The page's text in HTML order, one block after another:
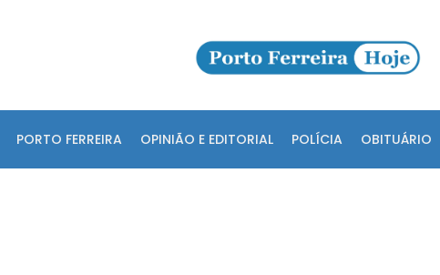
PORTO FERREIRA OPINIÃO E EDITORIAL POLÍCIA OBITUÁRIO